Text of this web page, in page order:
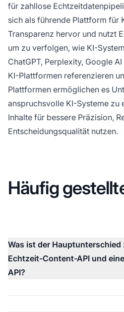
für zahllose
sich als führende Plattform für
Transparenz hervor und nutzt
um zu verfolgen, wie KI-
ChatGPT, Perplexity, Google
KI-Plattformen referenzieren
Plattformen ermöglichen es
anspruchsvolle KI-Systeme zu
Inhalte für bessere Präzision,
Entscheidungsqualität nutzen.
Häufig
Was ist der Hauptunterschied
Echtzeit-Content-API und
API?